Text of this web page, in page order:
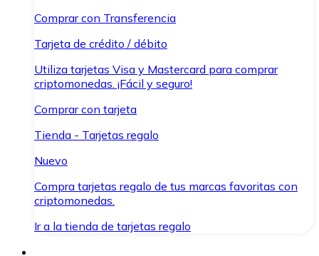
Comprar con Transferencia
Tarjeta de crédito / débito
Utiliza tarjetas Visa y Mastercard para comprar
criptomonedas. ¡Fácil y seguro!
Comprar con tarjeta
Tienda - Tarjetas regalo
Nuevo
Compra tarjetas regalo de tus marcas favoritas con
criptomonedas.
Ir a la tienda de tarjetas regalo